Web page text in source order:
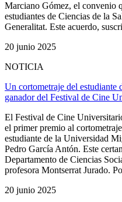
Marciano Gómez, el convenio
estudiantes de Ciencias de la
Generalitat. Este acuerdo,
20 junio 2025
NOTICIA
Un cortometraje del
ganador del Festival de Cine
El Festival de Cine
el primer premio al
estudiante de la Universidad
Pedro García Antón. Este
Departamento de Ciencias
profesora Montserrat Jurado.
20 junio 2025